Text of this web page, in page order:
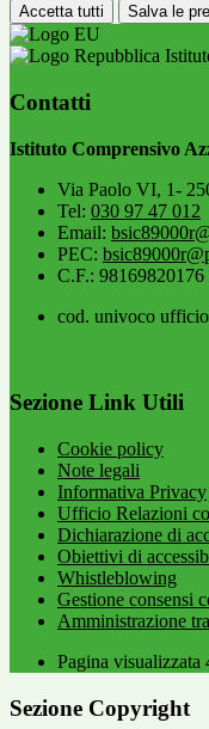
Accetta tutti Salva le
Contatti
Istituto Comprensivo
Via Paolo VI, 1-
Tel: 030 97 47 012
Email:
PEC:
C.F.: 98169820176
cod. univoco
Sezione Link Utili
Cookie policy
Note legali
Informativa Privacy
Ufficio Relazioni
Dichiarazione di
Obiettivi di
Whistleblowing
Gestione consensi
Amministrazione
Pagina visualizzata
Sezione Copyright